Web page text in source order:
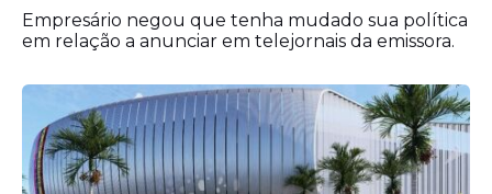
Empresário negou que tenha mudado sua política
em relação a anunciar em telejornais da emissora.